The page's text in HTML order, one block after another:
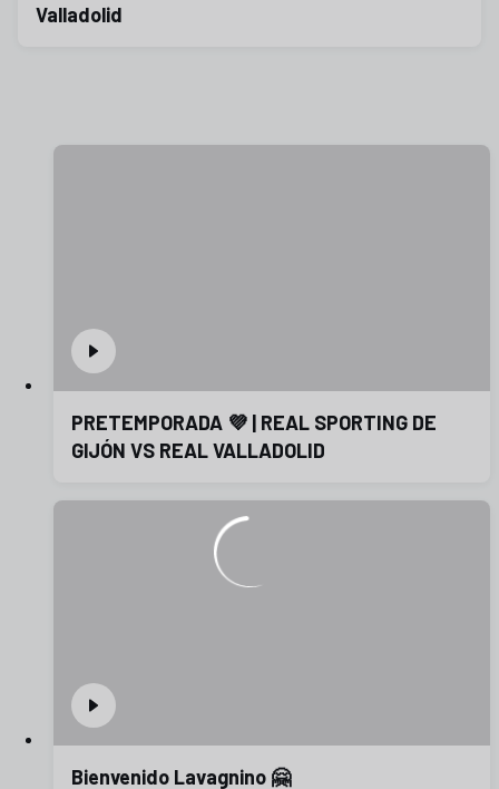
Valladolid
PRETEMPORADA 💜 | REAL SPORTING DE
GIJÓN VS REAL VALLADOLID
Bienvenido Lavagnino 🤗